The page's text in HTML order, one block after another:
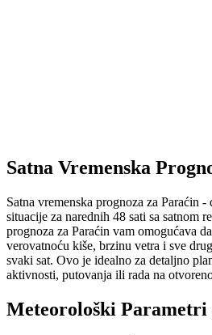
Satna Vremenska
Satna vremenska prognoza za Paraćin
situacije za narednih 48 sati sa satnom
prognoza za Paraćin vam omogućava
verovatnoću kiše, brzinu vetra i sve
svaki sat. Ovo je idealno za detaljno
aktivnosti, putovanja ili rada na
Meteorološki Parametri